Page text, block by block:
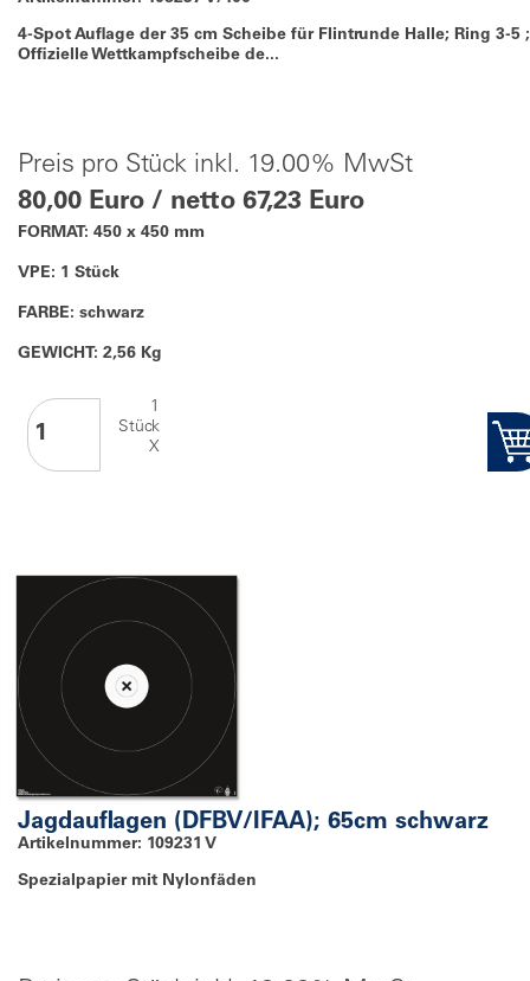
4-Spot Auflage der 35 cm Scheibe für Flintrunde Halle; Ring 3-5 ;
Offizielle Wettkampfscheibe de...
Preis pro Stück inkl. 19.00% MwSt
80,00 Euro / netto 67,23 Euro
FORMAT: 450 x 450 mm
VPE: 1 Stück
FARBE: schwarz
GEWICHT: 2,56 Kg
1
Stück
X
Jagdauflagen (DFBV/IFAA); 65cm schwarz
Artikelnummer: 109231 V
Spezialpapier mit Nylonfäden